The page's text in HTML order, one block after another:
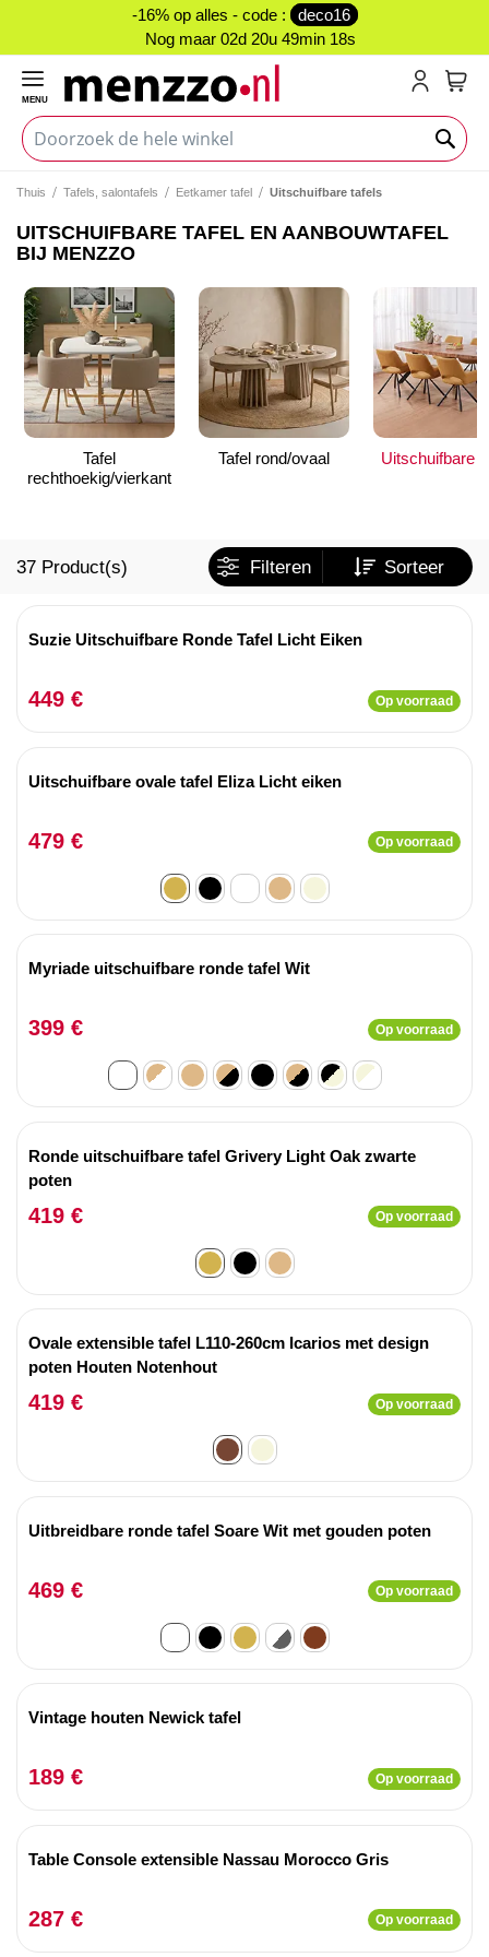
-16% op alles - code :
deco16
Nog maar 02d 20u 49min 17s
MENU
Thuis Tafels, salontafels Eetkamer tafel Uitschuifbare tafels
UITSCHUIFBARE TAFEL EN AANBOUWTAFEL
BIJ MENZZO
Tafel
rechthoekig/vierkant
Tafel rond/ovaal Uitschuifbare
37 Product(s) Filteren Sorteer
Suzie Uitschuifbare Ronde Tafel Licht Eiken
449 € Op voorraad
Uitschuifbare ovale tafel Eliza Licht eiken
479 € Op voorraad
Myriade uitschuifbare ronde tafel Wit
399 € Op voorraad
Ronde uitschuifbare tafel Grivery Light Oak zwarte
poten
419 € Op voorraad
Ovale extensible tafel L110-260cm Icarios met design
poten Houten Notenhout
419 € Op voorraad
Uitbreidbare ronde tafel Soare Wit met gouden poten
469 € Op voorraad
Vintage houten Newick tafel
189 € Op voorraad
Table Console extensible Nassau Morocco Gris
287 € Op voorraad